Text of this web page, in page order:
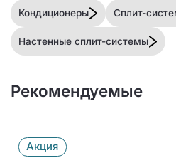
Кондиционеры Сплит-
Настенные сплит-системы
Рекомендуемые
Акция